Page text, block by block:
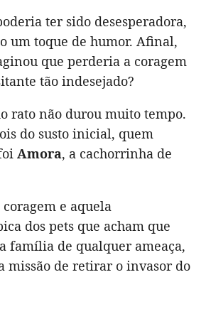
ter sido desesperadora,
um toque de humor. Afinal,
que perderia a coragem
tão indesejado?
rato não durou muito tempo.
do susto inicial, quem
Amora, a cachorrinha de
e aquela
dos pets que acham que
família de qualquer ameaça,
missão de retirar o invasor do